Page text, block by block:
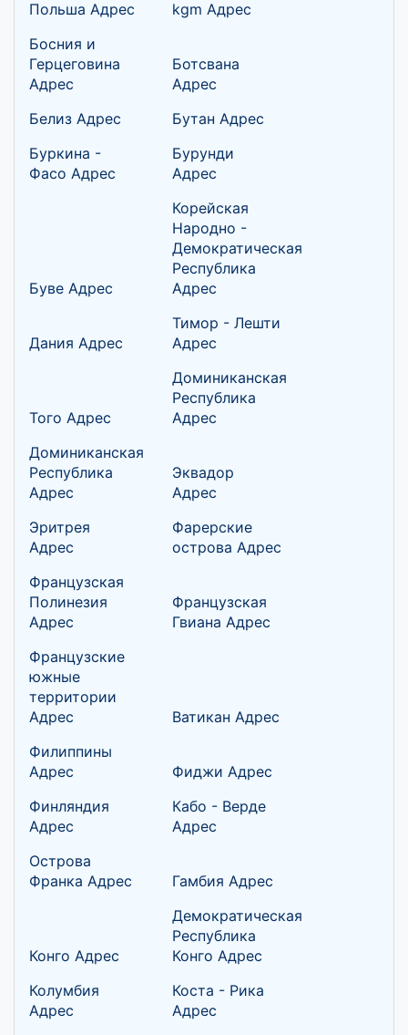
Польша Адрес
kgm Адрес
Босния и
Герцеговина
Адрес
Ботсвана
Адрес
Белиз Адрес
Бутан Адрес
Буркина -
Фасо Адрес
Бурунди
Адрес
Буве Адрес
Корейская
Народно -
Демократическая
Республика
Адрес
Дания Адрес
Тимор - Лешти
Адрес
Того Адрес
Доминиканская
Республика
Адрес
Доминиканская
Республика
Адрес
Эквадор
Адрес
Эритрея
Адрес
Фарерские
острова Адрес
Французская
Полинезия
Адрес
Французская
Гвиана Адрес
Французские
южные
территории
Адрес
Ватикан Адрес
Филиппины
Адрес
Фиджи Адрес
Финляндия
Адрес
Кабо - Верде
Адрес
Острова
Франка Адрес
Гамбия Адрес
Конго Адрес
Демократическая
Республика
Конго Адрес
Колумбия
Адрес
Коста - Рика
Адрес